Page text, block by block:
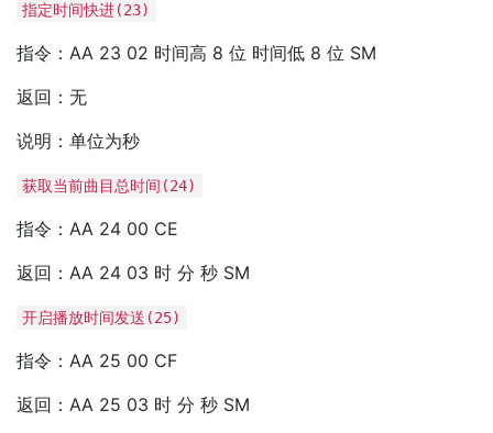
指定时间快进(23)
指令：AA 23 02 时间高 8 位 时间低 8 位 SM
返回：无
说明：单位为秒
获取当前曲目总时间(24)
指令：AA 24 00 CE
返回：AA 24 03 时 分 秒 SM
开启播放时间发送(25)
指令：AA 25 00 CF
返回：AA 25 03 时 分 秒 SM